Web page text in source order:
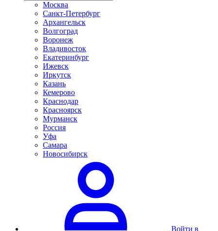
Москва
Санкт-Петербург
Архангельск
Волгоград
Воронеж
Владивосток
Екатеринбург
Ижевск
Иркутск
Казань
Кемерово
Краснодар
Красноярск
Мурманск
Россия
Уфа
Самара
Новосибирск
Войти в